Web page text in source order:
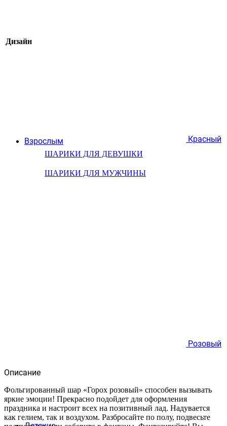
Взрослым
ШАРИКИ ДЛЯ ДЕВУШКИ
ШАРИКИ ДЛЯ МУЖЧИНЫ
Дизайн
Красный
Розовый
Описание
Фольгированный шар «Горох розовый» способен вызывать
яркие эмоции! Прекрасно подойдет для оформления
праздника и настроит всех на позитивный лад. Надувается
как гелием, так и воздухом. Разбросайте по полу, подвесьте